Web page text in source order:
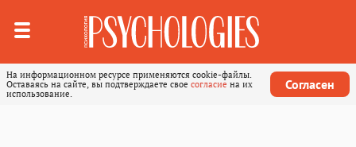
На информационном ресурсе применяются cookie-файлы.
Оставаясь на сайте, вы подтверждаете свое согласие на их
использование.
Согласен